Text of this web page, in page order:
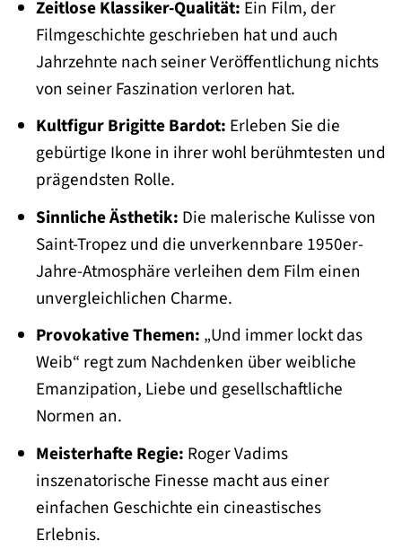
Zeitlose Klassiker-Qualität: Ein Film, der
Filmgeschichte geschrieben hat und auch
Jahrzehnte nach seiner Veröffentlichung nichts
von seiner Faszination verloren hat.
Kultfigur Brigitte Bardot: Erleben Sie die
gebürtige Ikone in ihrer wohl berühmtesten und
prägendsten Rolle.
Sinnliche Ästhetik: Die malerische Kulisse von
Saint-Tropez und die unverkennbare 1950er-
Jahre-Atmosphäre verleihen dem Film einen
unvergleichlichen Charme.
Provokative Themen: „Und immer lockt das
Weib“ regt zum Nachdenken über weibliche
Emanzipation, Liebe und gesellschaftliche
Normen an.
Meisterhafte Regie: Roger Vadims
inszenatorische Finesse macht aus einer
einfachen Geschichte ein cineastisches
Erlebnis.